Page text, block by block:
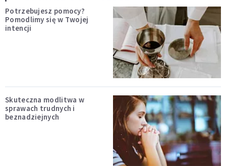
Potrzebujesz pomocy?
Pomodlimy się w Twojej
intencji
Skuteczna modlitwa w
sprawach trudnych i
beznadziejnych